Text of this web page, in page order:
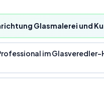
Glasmalerei und
im Glasveredler-